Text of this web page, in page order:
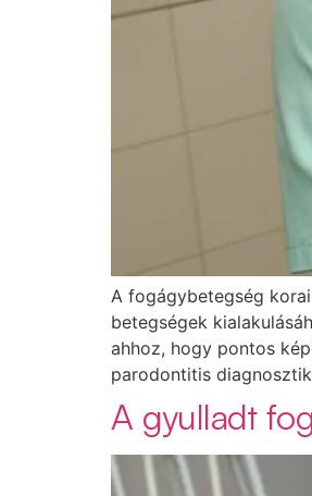
A fogágybetegség
betegségek
ahhoz, hogy pontos
parodontitis
A gyulladt